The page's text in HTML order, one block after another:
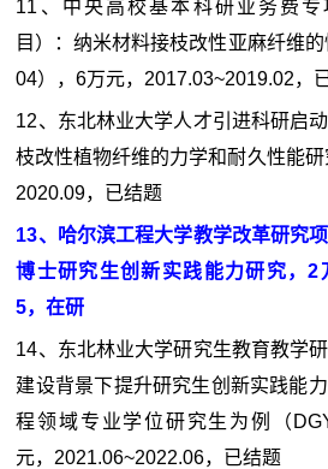
11、中央高校基本科研业务费
目）：纳米材料接枝改性亚麻纤维
04），6万元，2017.03~2019.02，
12、东北林业大学人才引进科研启
枝改性植物纤维的力学和耐久性能
2020.09，已结题
13、哈尔滨工程大学教学改革研究
博士研究生创新实践能力研究，2
5，在研
14、东北林业大学研究生教育教学
建设背景下提升研究生创新实践能
程领域专业学位研究生为例（
元，2021.06~2022.06，已结题